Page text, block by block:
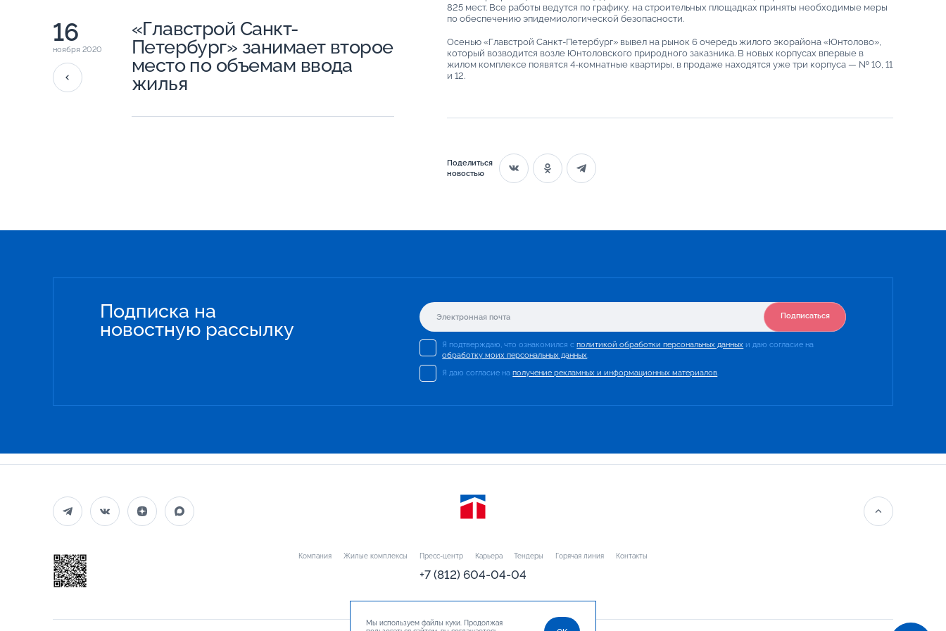
16
ноября 2020
«Главстрой Санкт-
Петербург» занимает второе
место по объемам ввода
жилья
825 мест. Все работы ведутся по графику, на строительных площадках приняты необходимые меры
по обеспечению эпидемиологической безопасности.
Осенью «Главстрой Санкт-Петербург» вывел на рынок 6 очередь жилого экорайона «Юнтолово»,
который возводится возле Юнтоловского природного заказника. В новых корпусах впервые в
жилом комплексе появятся 4-комнатные квартиры, в продаже находятся уже три корпуса — № 10, 11
и 12.
Поделиться
новостью
Подписка на
новостную рассылку
Подписаться
Я подтверждаю, что ознакомился сполитикой обработки персональных данных и даю согласие на
обработку моих персональных данных.
Я даю согласие наполучение рекламных и информационных материалов.
Компания Жилые комплексы Пресс-центр Карьера Тендеры Горячая линия Контакты
+7 (812) 604-04-04
Мы используем файлы куки. Продолжая